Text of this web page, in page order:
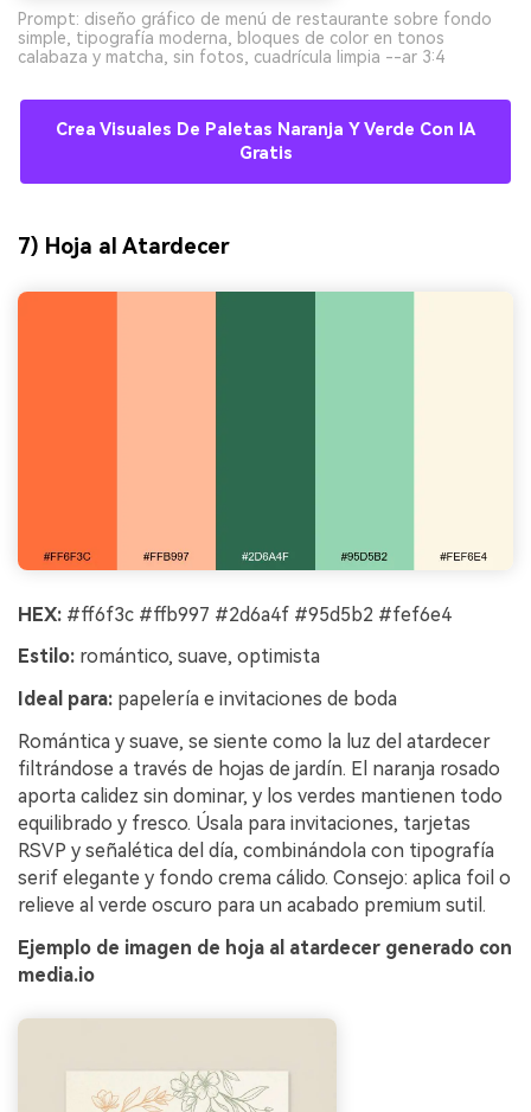
Prompt: diseño gráfico de menú de restaurante sobre fondo
simple, tipografía moderna, bloques de color en tonos
calabaza y matcha, sin fotos, cuadrícula limpia --ar 3:4
Crea Visuales De Paletas Naranja Y Verde Con IA
Gratis
7) Hoja al Atardecer
HEX: #ff6f3c #ffb997 #2d6a4f #95d5b2 #fef6e4
Estilo: romántico, suave, optimista
Ideal para: papelería e invitaciones de boda
Romántica y suave, se siente como la luz del atardecer
filtrándose a través de hojas de jardín. El naranja rosado
aporta calidez sin dominar, y los verdes mantienen todo
equilibrado y fresco. Úsala para invitaciones, tarjetas
RSVP y señalética del día, combinándola con tipografía
serif elegante y fondo crema cálido. Consejo: aplica foil o
relieve al verde oscuro para un acabado premium sutil.
Ejemplo de imagen de hoja al atardecer generado con
media.io